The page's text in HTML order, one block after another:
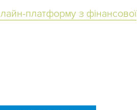
платформу з фінансової